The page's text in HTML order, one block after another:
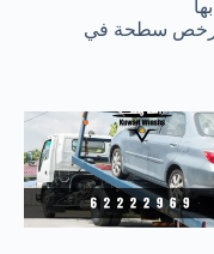
سطحة في